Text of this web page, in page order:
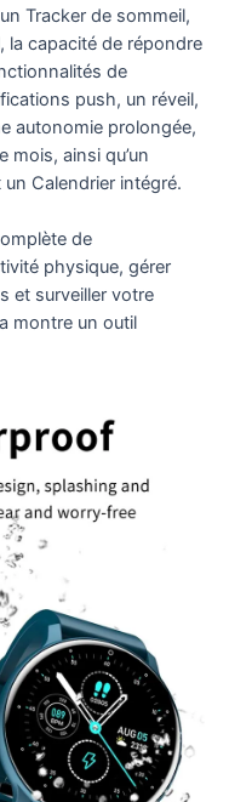
Tracker de sommeil,
la capacité de répondre
de
push, un réveil,
autonomie prolongée,
mois, ainsi qu’un
Calendrier intégré.
de
physique, gérer
et surveiller votre
montre un outil